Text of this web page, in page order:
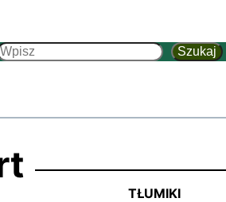
Szukaj
TŁUMIKI